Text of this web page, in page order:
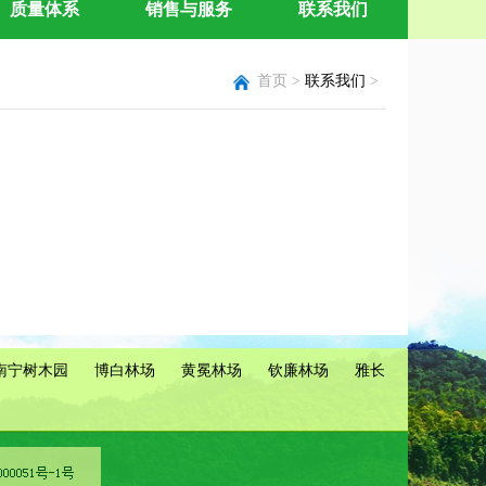
质量体系 销售与服务 联系我们
首页 > 联系我们 >
宁树木园 博白林场 黄冕林场 钦廉林场 雅长